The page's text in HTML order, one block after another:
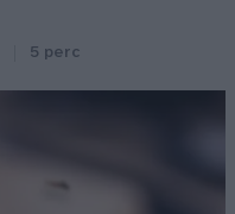
5 perc